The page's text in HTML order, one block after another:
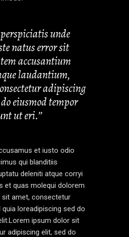
perspiciatis unde
natus error sit
accusantium
laudantium,
adipiscing
eiusmod tempor
ut eri.’’
et iusto odio
qui blanditiis
deleniti atque corryi
et quas molequi dolorem
sit amet, consectetur
loreadipiscing sed do
ipsum dolor sit
adipiscing elit, sed do